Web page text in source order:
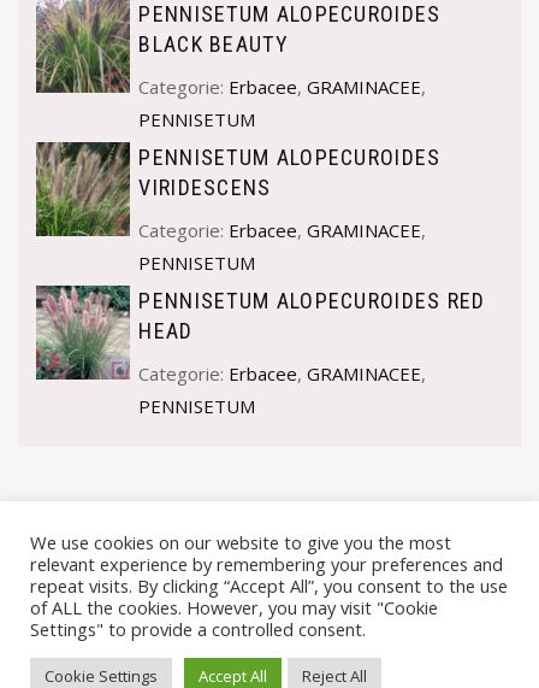
PENNISETUM ALOPECUROIDES
BLACK BEAUTY
Categorie: Erbacee,GRAMINACEE,
PENNISETUM
PENNISETUM ALOPECUROIDES
VIRIDESCENS
Categorie: Erbacee,GRAMINACEE,
PENNISETUM
PENNISETUM ALOPECUROIDES RED
HEAD
Categorie: Erbacee,GRAMINACEE,
PENNISETUM
© VIVAI MARCHE BY ANDREA GOSTOLI P.IVA 02074150414 |
PRIVACY POLICY
We use cookies on our website to give you the most
relevant experience by remembering your preferences and
repeat visits. By clicking “Accept All”, you consent to the use
of ALL the cookies. However, you may visit "Cookie
Settings" to provide a controlled consent.
Cookie Settings Accept All Reject All